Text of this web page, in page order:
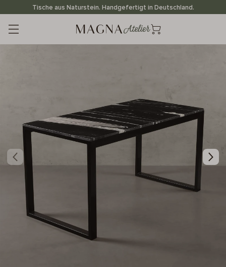
zum
Inhalt
Tische aus Naturstein. Handgefertigt in Deutschland.